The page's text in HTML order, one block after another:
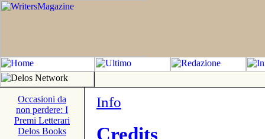
Occasioni da
non perdere: I
Premi Letterari
Delos Books
Info
Credits